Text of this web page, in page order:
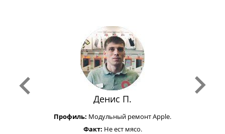
Денис П.
Профиль: Модульный ремонт Apple.
Факт: Не ест мясо.